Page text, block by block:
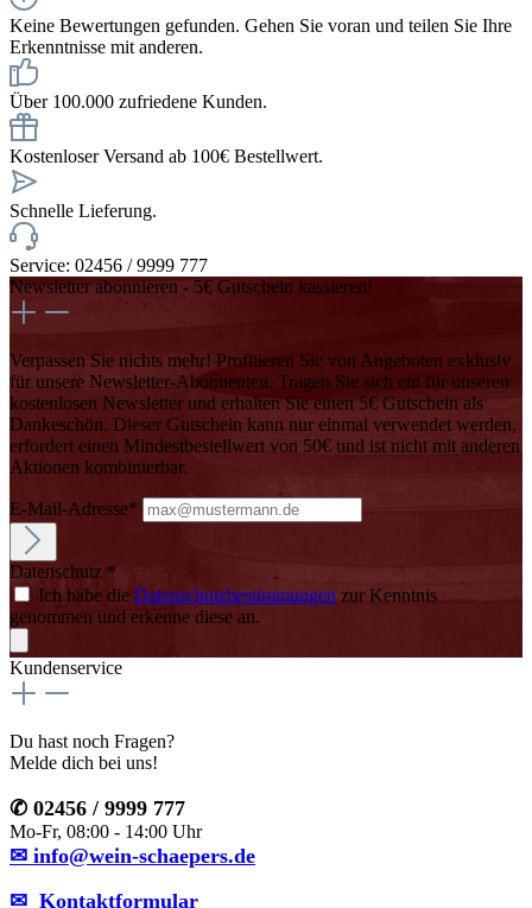
Keine Bewertungen gefunden. Gehen Sie voran und teilen Sie Ihre
Erkenntnisse mit anderen.
Über 100.000 zufriedene Kunden.
Kostenloser Versand ab 100€ Bestellwert.
Schnelle Lieferung.
Service: 02456 / 9999 777
Newsletter abonnieren - 5€ Gutschein kassieren!
Verpassen Sie nichts mehr! Profitieren Sie von Angeboten exklusiv
für unsere Newsletter-Abonnenten. Tragen Sie sich ein für unseren
kostenlosen Newsletter und erhalten Sie einen 5€ Gutschein als
Dankeschön. Dieser Gutschein kann nur einmal verwendet werden,
erfordert einen Mindestbestellwert von 50€ und ist nicht mit anderen
Aktionen kombinierbar.
E-Mail-Adresse*
Datenschutz *
Ich habe die Datenschutzbestimmungen zur Kenntnis
genommen und erkenne diese an.
Kundenservice
Du hast noch Fragen?
Melde dich bei uns!
✆ 02456 / 9999 777
Mo-Fr, 08:00 - 14:00 Uhr
✉ info@wein-schaepers.de
✉︎ Kontaktformular